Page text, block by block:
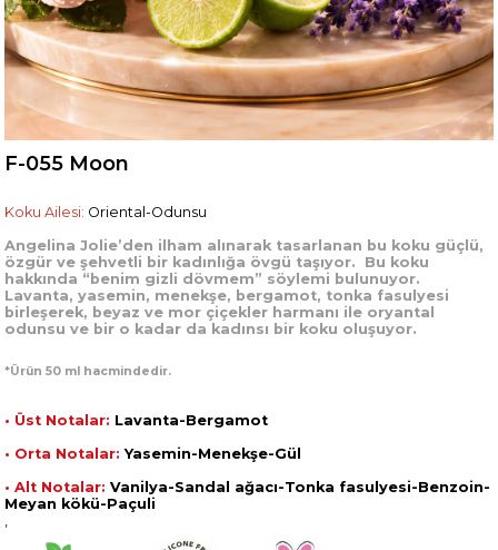
F-055 Moon
Koku Ailesi: Oriental-Odunsu
Angelina Jolie’den ilham alınarak tasarlanan bu koku güçlü,
özgür ve şehvetli bir kadınlığa övgü taşıyor. Bu koku
hakkında “benim gizli dövmem” söylemi bulunuyor.
Lavanta, yasemin, menekşe, bergamot, tonka fasulyesi
birleşerek, beyaz ve mor çiçekler harmanı ile oryantal
odunsu ve bir o kadar da kadınsı bir koku oluşuyor.
*Ürün 50 ml hacmindedir.
• Üst Notalar: Lavanta-Bergamot
• Orta Notalar: Yasemin-Menekşe-Gül
• Alt Notalar: Vanilya-Sandal ağacı-Tonka fasulyesi-Benzoin-
Meyan kökü-Paçuli
,